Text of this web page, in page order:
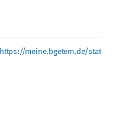
https://meine.bgetem.de/static/